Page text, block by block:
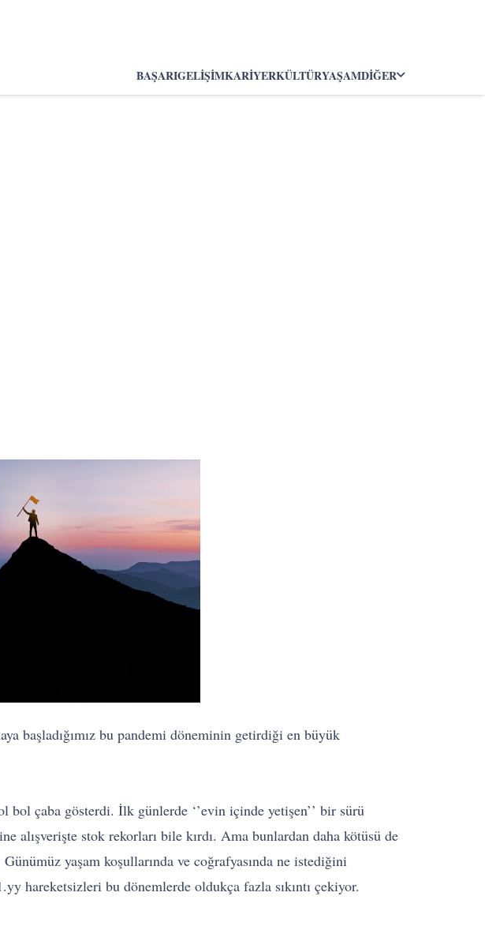
BAŞARIGELIŞIMKARIYERKÜLTÜRYAŞAMDIĞER
başladığımız bu pandemi döneminin getirdiği en büyük
bol çaba gösterdi. İlk günlerde ‘’evin içinde yetişen’’ bir sürü
alışverişte stok rekorları bile kırdı. Ama bunlardan daha kötüsü de
yaşam koşullarında ve coğrafyasında ne istediğini
hareketsizleri bu dönemlerde oldukça fazla sıkıntı çekiyor.